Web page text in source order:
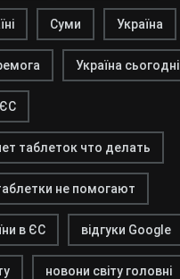
Суми Україна
Україна сьогодні
таблеток что делать
не помогают
в ЄС відгуки Google
новони світу головні